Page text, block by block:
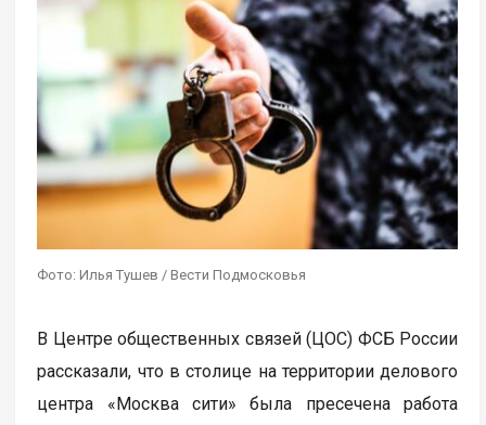
Фото: Илья Тушев / Вести Подмосковья
В Центре общественных связей (ЦОС) ФСБ России
рассказали, что в столице на территории делового
центра «Москва сити» была пресечена работа